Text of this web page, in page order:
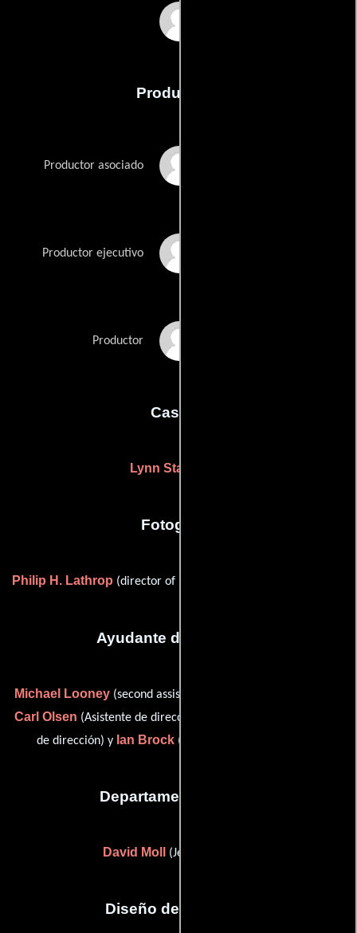
Producción
Productor asociado
Productor ejecutivo
Productor
Casting
Lynn Stalmaster
Fotografia
Philip H. Lathrop (director of photography (as Philip Lathrop))
Ayudante de dirección
Michael Looney(second assistant director (as Mike Looney)),
Carl Olsen (Asistente de dirección),
de dirección) y Ian Brock (third assistant director (u))
Departamento de arte
David Moll (Jefe de utilería)
Diseño de vestuario